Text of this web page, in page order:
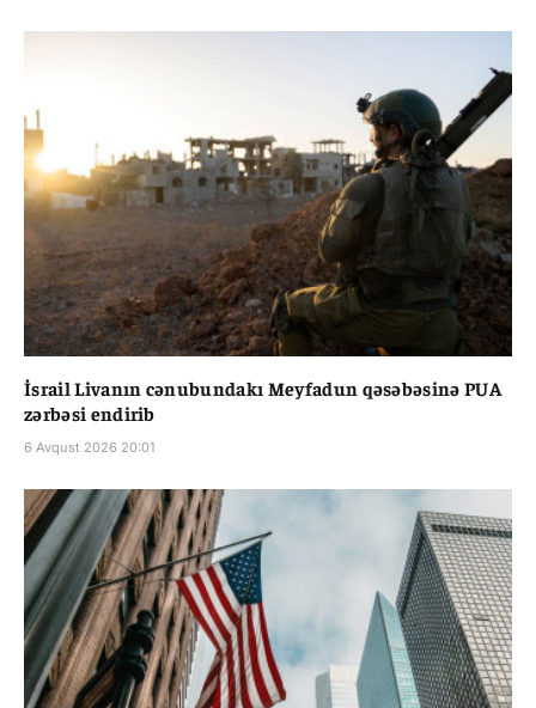
İsrail Livanın cənubundakı Meyfadun qəsəbəsinə PUA
zərbəsi endirib
6 Avqust 2026 20:01